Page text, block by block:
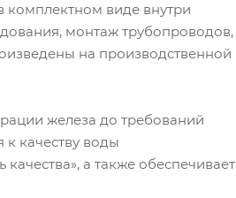
комплектном виде внутри
монтаж трубопроводов,
на производственной
железа до требований
к качеству воды
а также обеспечивает